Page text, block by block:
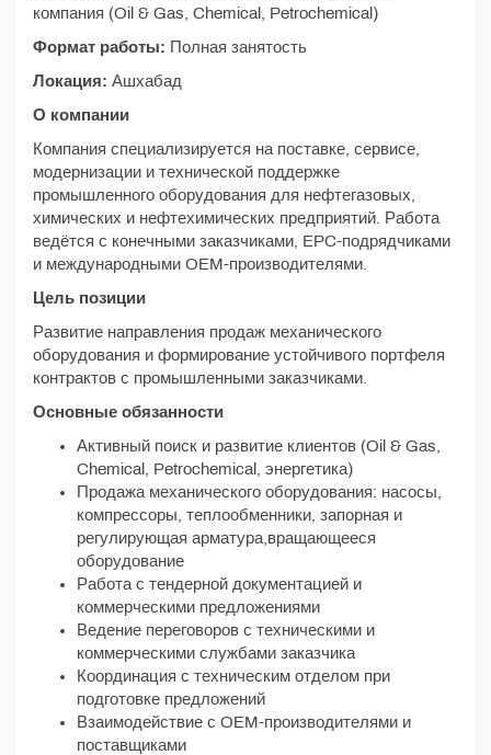
компания (Oil & Gas, Chemical, Petrochemical)
Формат работы: Полная занятость
Локация: Ашхабад
О компании
Компания специализируется на поставке, сервисе,
модернизации и технической поддержке
промышленного оборудования для нефтегазовых,
химических и нефтехимических предприятий. Работа
ведётся с конечными заказчиками, EPC-подрядчиками
и международными OEM-производителями.
Цель позиции
Развитие направления продаж механического
оборудования и формирование устойчивого портфеля
контрактов с промышленными заказчиками.
Основные обязанности
Активный поиск и развитие клиентов (Oil & Gas,
Chemical, Petrochemical, энергетика)
Продажа механического оборудования: насосы,
компрессоры, теплообменники, запорная и
регулирующая арматура,вращающееся
оборудование
Работа с тендерной документацией и
коммерческими предложениями
Ведение переговоров с техническими и
коммерческими службами заказчика
Координация с техническим отделом при
подготовке предложений
Взаимодействие с OEM-производителями и
поставщиками